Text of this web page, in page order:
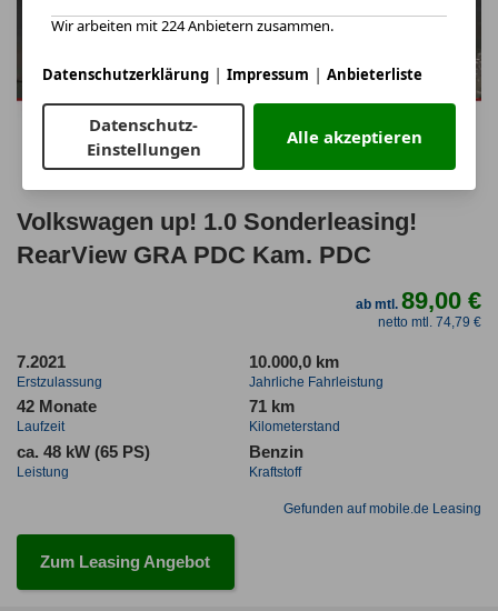
Volkswagen up! 1.0 Sonderleasing!
RearView GRA PDC Kam. PDC
ab mtl.89,00 €
netto mtl. 74,79 €
7.2021
Erstzulassung
10.000,0 km
Jahrliche Fahrleistung
42 Monate
Laufzeit
71 km
Kilometerstand
ca. 48 kW (65 PS)
Leistung
Benzin
Kraftstoff
Gefunden auf mobile.de Leasing
Zum Leasing Angebot
Wir arbeiten mit 224 Anbietern zusammen.
Datenschutzerklärung | Impressum | Anbieterliste
Datenschutz-
Einstellungen
Alle akzeptieren